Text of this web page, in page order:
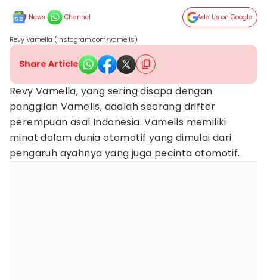
News Channel Add Us on Google
Revy Vamella (instagram.com/vamells)
Share Article
Revy Vamella, yang sering disapa dengan
panggilan Vamells, adalah seorang drifter
perempuan asal Indonesia. Vamells memiliki
minat dalam dunia otomotif yang dimulai dari
pengaruh ayahnya yang juga pecinta otomotif.